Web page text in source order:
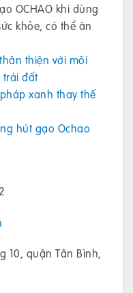
OCHAO khi dùng
khỏe, có thể ăn
thiện với môi
trái đất
xanh thay thế
hút gạo Ochao
10, quận Tân Bình,